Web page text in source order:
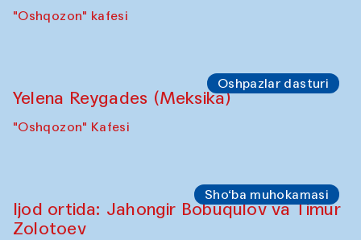
"Oshqozon" kafesi
Oshpazlar dasturi
Yelena Reygades (Meksika)
"Oshqozon" Kafesi
Sho‘ba muhokamasi
Ijod ortida: Jahongir Bobuqulov va Timur
Zolotoev